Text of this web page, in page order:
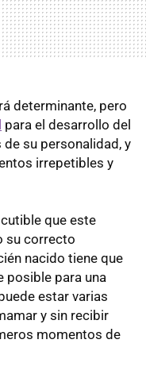
determinante, pero
para el desarrollo del
su personalidad, y
irrepetibles y
que este
su correcto
nacido tiene que
posible para una
estar varias
y sin recibir
momentos de